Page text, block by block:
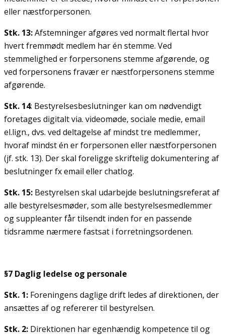
eller næstforpersonen.
Stk. 13:Afstemninger afgøres ved normalt flertal hvor
hvert fremmødt medlem har én stemme. Ved
stemmelighed er forpersonens stemme afgørende, og
ved forpersonens fravær er næstforpersonens stemme
afgørende.
Stk. 14: Bestyrelsesbeslutninger kan om nødvendigt
foretages digitalt via. videomøde, sociale medie, email
el.lign., dvs. ved deltagelse af mindst tre medlemmer,
hvoraf mindst én er forpersonen eller næstforpersonen
(jf. stk. 13). Der skal foreligge skriftelig dokumentering af
beslutninger fx email eller chatlog.
Stk. 15: Bestyrelsen skal udarbejde beslutningsreferat af
alle bestyrelsesmøder, som alle bestyrelsesmedlemmer
og suppleanter får tilsendt inden for en passende
tidsramme nærmere fastsat i forretningsordenen.
§7 Daglig ledelse og personale
Stk. 1: Foreningens daglige drift ledes af direktionen, der
ansættes af og refererer til bestyrelsen.
Stk. 2: Direktionen har egenhændig kompetence til og